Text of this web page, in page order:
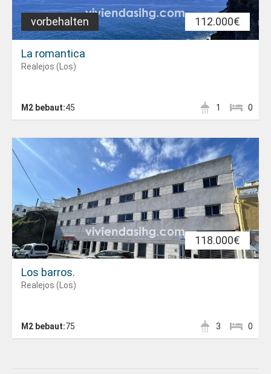
112.000€
vorbehalten
La romantica
Realejos (Los)
M2 bebaut:45 0
1
118.000€
Los barros.
Realejos (Los)
M2 bebaut:75 0
3